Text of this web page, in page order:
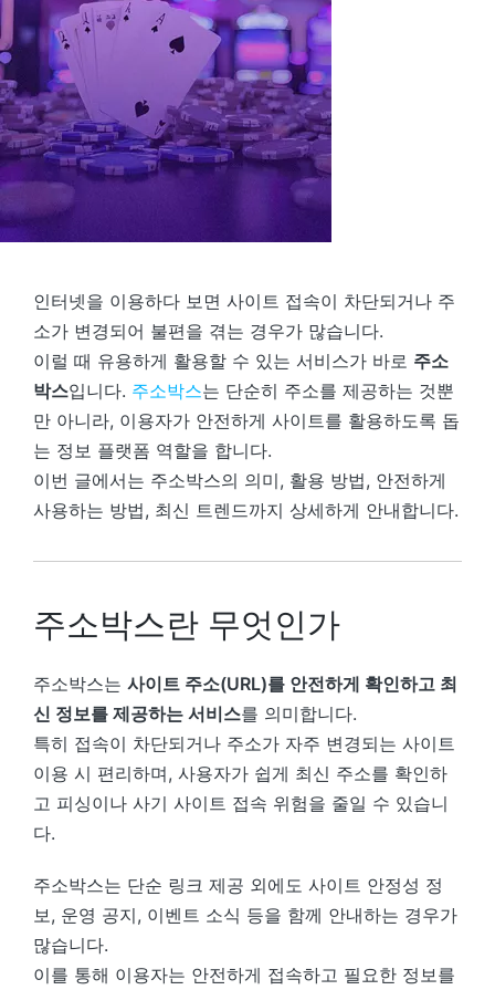
인터넷을 이용하다 보면 사이트 접속이 차단되거나 주
소가 변경되어 불편을 겪는 경우가 많습니다.
이럴 때 유용하게 활용할 수 있는 서비스가 바로 주소
박스입니다. 주소박스는 단순히 주소를 제공하는 것뿐
만 아니라, 이용자가 안전하게 사이트를 활용하도록 돕
는 정보 플랫폼 역할을 합니다.
이번 글에서는 주소박스의 의미, 활용 방법, 안전하게
사용하는 방법, 최신 트렌드까지 상세하게 안내합니다.
주소박스란 무엇인가
주소박스는 사이트 주소(URL)를 안전하게 확인하고 최
신 정보를 제공하는 서비스를 의미합니다.
특히 접속이 차단되거나 주소가 자주 변경되는 사이트
이용 시 편리하며, 사용자가 쉽게 최신 주소를 확인하
고 피싱이나 사기 사이트 접속 위험을 줄일 수 있습니
다.
주소박스는 단순 링크 제공 외에도 사이트 안정성 정
보, 운영 공지, 이벤트 소식 등을 함께 안내하는 경우가
많습니다.
이를 통해 이용자는 안전하게 접속하고 필요한 정보를